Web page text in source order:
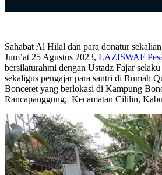
Sahabat Al Hilal dan para donatur
Jum’at 25 Agustus 2023, LAZISWAF
bersilaturahmi dengan Ustadz Fajar selaku
sekaligus pengajar para santri di Rumah
Bonceret yang berlokasi di Kampung
Rancapanggung, Kecamatan Cililin,